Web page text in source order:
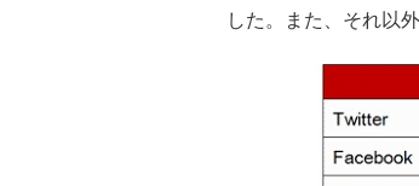
した。また、それ以